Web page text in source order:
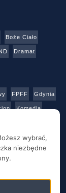
Boże Ciało
Dramat
FPFF Gdynia
Komedia
Teatr
Wideo
wybrać,
niezbędne